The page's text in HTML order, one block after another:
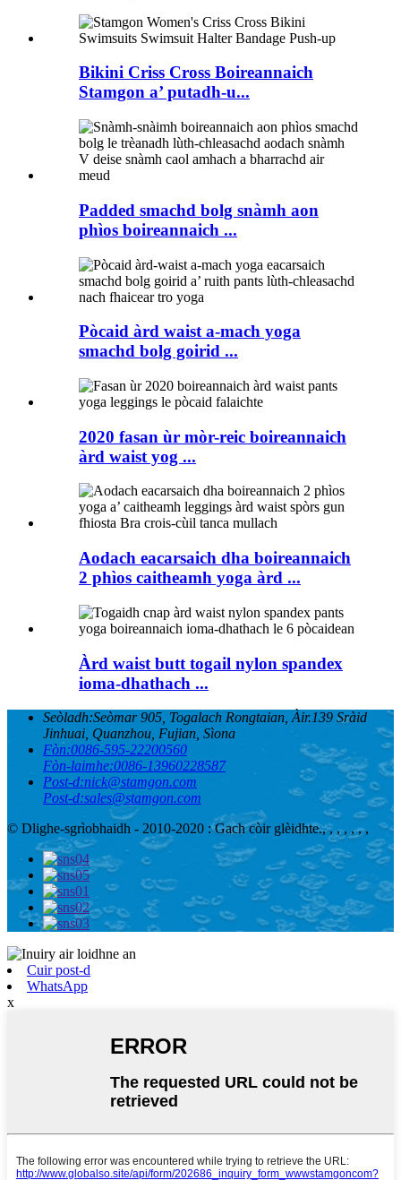
Bikini Criss Cross Boireannaich
Stamgon a’ putadh-u...
Padded smachd bolg snàmh aon
phìos boireannaich ...
Pòcaid àrd waist a-mach yoga
smachd bolg goirid ...
2020 fasan ùr mòr-reic boireannaich
àrd waist yog ...
Aodach eacarsaich dha boireannaich
2 phìos caitheamh yoga àrd ...
Àrd waist butt togail nylon spandex
ioma-dhathach ...
Seòladh:Seòmar 905, Togalach Rongtaian, Àir.139 Sràid
Jinhuai, Quanzhou, Fujian, Sìona
Fòn:0086-595-22200560
Fòn-laimhe:0086-13960228587
Post-d:nick@stamgon.com
Post-d:sales@stamgon.com
© Dlighe-sgrìobhaidh - 2010-2020 : Gach còir glèidhte., , , , , , ,
Cuir post-d
WhatsApp
x